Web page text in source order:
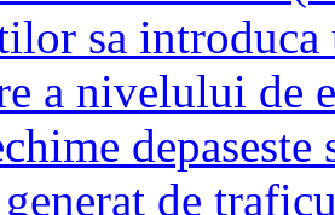
sa introduca
a nivelului de
de